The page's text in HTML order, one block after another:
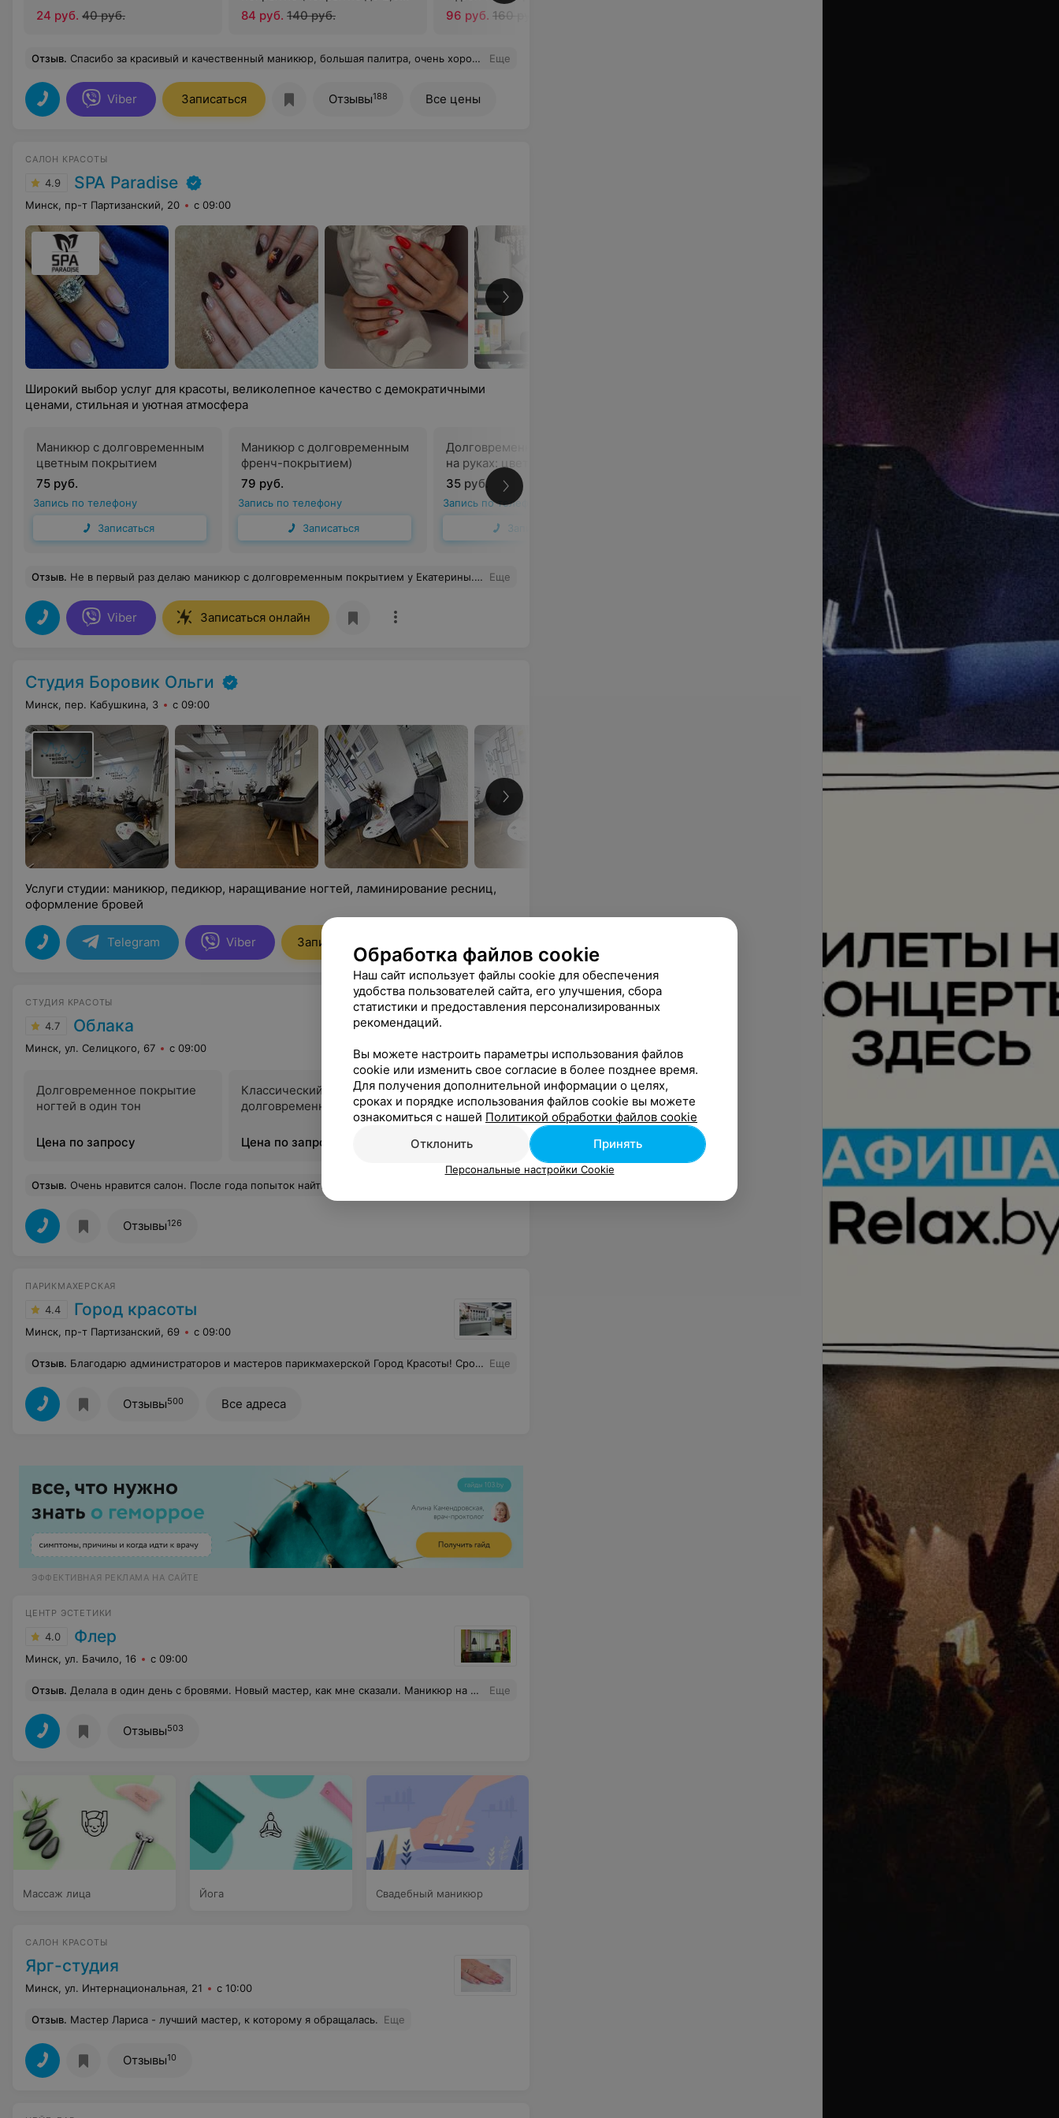
24 руб. 40 руб.
см)
84 руб. 140 руб. 96 руб. 160 руб.
Отзыв. Спасибо за красивый и качественный маникюр, большая палитра, очень хорошо относила, записалась снова к мастеру Анастасии, теперь буду постоянной клиенткой. И спасибо за внимание и заботу, прекрасный персонал Еще
Viber Записаться Отзывы188 Все цены
САЛОН КРАСОТЫ
4.9 SPA Paradise
Минск, пр-т Партизанский, 20 с 09:00
Широкий выбор услуг для красоты, великолепное качество с демократичными
ценами, стильная и уютная атмосфера
Маникюр с долговременным
цветным покрытием
75 руб.
Запись по телефону
Записаться
Маникюр с долговременным
френч-покрытием)
79 руб.
Запись по телефону
Записаться
Долговременное покрытие
на руках: цветным гелем
35 руб.
Запись по телефону
Записаться
Все цены
Отзыв. Не в первый раз делаю маникюр с долговременным покрытием у Екатерины. Как всегда деликатно, аккуратно и оперативно) Очень внимательный к деталям мастер и приятный человек) Еще
Viber Записаться онлайн
Студия Боровик Ольги
Минск, пер. Кабушкина, 3 с 09:00
Услуги студии: маникюр, педикюр, наращивание ногтей, ламинирование ресниц,
оформление бровей
Telegram Viber Записаться
СТУДИЯ КРАСОТЫ
4.7 Облака
Минск, ул. Селицкого, 67 с 09:00
Долговременное покрытие
ногтей в один тон
Цена по запросу
Классический маникюр +
долговременное покрытие
Цена по запросу
Комбинированный маникюр
+ снятие долговременного
покрытия + долговременное
покрытие френч
Цена по запросу
Отзыв. Очень нравится салон. После года попыток найти что-то хорошее, пришла сюда и не хочу уходить. Персонал всегда приветлив, если что-то нужно, то помогут советом. Когда захотела покрасить волосы, не раздумывая, пошла в Облака. Теперь хожу на маникюр, как на праздник, пришла не в настроении, ушла отдохнувшей и с шикарным маникюром!
Отзывы126
ПАРИКМАХЕРСКАЯ
4.4 Город красоты
Минск, пр-т Партизанский, 69 с 09:00
Отзыв. Благодарю администраторов и мастеров парикмахерской Город Красоты! Срочно требовалось сложное окрашивание,а так же маникюр с гель лаком! Администраторы смогли подобрать оптимальное время для окрашивания и маникюра, а мастера в свою очередь сделали все на высшем уровне!! Очень приятные и обходительные девушки!))) Еще
Отзывы500 Все адреса
ЭФФЕКТИВНАЯ РЕКЛАМА НА САЙТЕ
ЦЕНТР ЭСТЕТИКИ
4.0 Флер
Минск, ул. Бачило, 16 с 09:00
Отзыв. Делала в один день с бровями. Новый мастер, как мне сказали. Маникюр на 6-7 баллов, не очень аккуратный, форма после покрытия стала похоже на лопату, хотя до покрытия такого я не заметила. Уже есть трещина на жёлтом ногте от слишком большого слоя (пара часов после маникюра). При оплате озвучили цену в 55 руб., хотя по телефону озвучивал 44, а на входе в расценкам вообще 19 + 15 или около того (отдельно маникюр и покрытие). А сайте 34-45 руб. Когда я сказала, что видела все эти цены, сумма стала как заявленная по телефону, 44 руб. + 2 руб. за наклейки (как раз + 2 руб. я и ждала, а не 55). Такие маневры с ценами кажутся серыми и не прозрачными. Никакое повышение цены без согласования с клиентом заранее не должны допускаться. Уточняйте цены до работ. Еще
Отзывы503
Массаж лица Йога Свадебный маникюр
САЛОН КРАСОТЫ
Ярг-студия
Минск, ул. Интернациональная, 21 с 10:00
Отзыв. Мастер Лариса - лучший мастер, к которому я обращалась. Еще
Отзывы10
Обработка файлов cookie
Наш сайт использует файлы cookie для обеспечения
удобства пользователей сайта, его улучшения, сбора
статистики и предоставления персонализированных
рекомендаций.
Вы можете настроить параметры использования файлов
cookie или изменить свое согласие в более позднее время.
Для получения дополнительной информации о целях,
сроках и порядке использования файлов cookie вы можете
ознакомиться с нашей Политикой обработки файлов cookie
Отклонить
Принять
Персональные настройки Cookie